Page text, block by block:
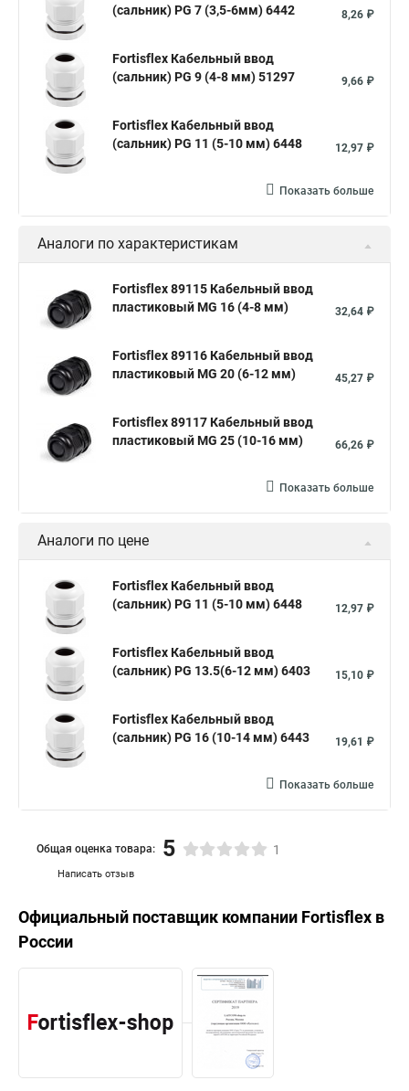
(сальник) PG 7 (3,5-6мм) 6442
8,26 ₽
Fortisflex Кабельный ввод
(сальник) PG 9 (4-8 мм) 51297
9,66 ₽
Fortisflex Кабельный ввод
(сальник) PG 11 (5-10 мм) 6448
12,97 ₽
Показать больше
Аналоги по характеристикам
Fortisflex 89115 Кабельный ввод
пластиковый МG 16 (4-8 мм)
32,64 ₽
Fortisflex 89116 Кабельный ввод
пластиковый МG 20 (6-12 мм)
45,27 ₽
Fortisflex 89117 Кабельный ввод
пластиковый МG 25 (10-16 мм)
66,26 ₽
Показать больше
Аналоги по цене
Fortisflex Кабельный ввод
(сальник) PG 11 (5-10 мм) 6448
12,97 ₽
Fortisflex Кабельный ввод
(сальник) PG 13.5(6-12 мм) 6403
15,10 ₽
Fortisflex Кабельный ввод
(сальник) PG 16 (10-14 мм) 6443
19,61 ₽
Показать больше
Написать отзыв
Общая оценка товара: 5 1
Официальный поставщик компании Fortisflex в
России